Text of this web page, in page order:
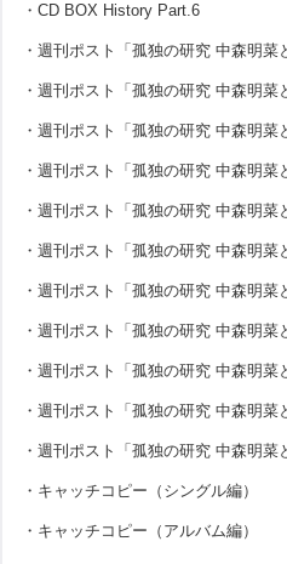
・CD BOX History Part.6
・週刊ポスト「孤独の研究 中森明菜
・週刊ポスト「孤独の研究 中森明菜
・週刊ポスト「孤独の研究 中森明菜
・週刊ポスト「孤独の研究 中森明菜
・週刊ポスト「孤独の研究 中森明菜
・週刊ポスト「孤独の研究 中森明菜
・週刊ポスト「孤独の研究 中森明菜
・週刊ポスト「孤独の研究 中森明菜
・週刊ポスト「孤独の研究 中森明菜
・週刊ポスト「孤独の研究 中森明菜
・週刊ポスト「孤独の研究 中森明菜
・キャッチコピー（シングル編）
・キャッチコピー（アルバム編）